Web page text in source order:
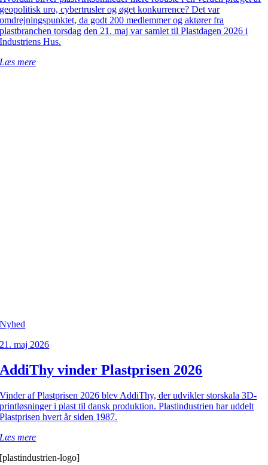
geopolitisk uro, cybertrusler og øget konkurrence? Det var
omdrejningspunktet, da godt 200 medlemmer og aktører fra
plastbranchen torsdag den 21. maj var samlet til Plastdagen 2026 i
Industriens Hus.
Læs mere
Nyhed
21. maj 2026
AddiThy vinder Plastprisen 2026
Vinder af Plastprisen 2026 blev AddiThy, der udvikler storskala 3D-
printløsninger i plast til dansk produktion. Plastindustrien har uddelt
Plastprisen hvert år siden 1987.
Læs mere
[plastindustrien-logo]